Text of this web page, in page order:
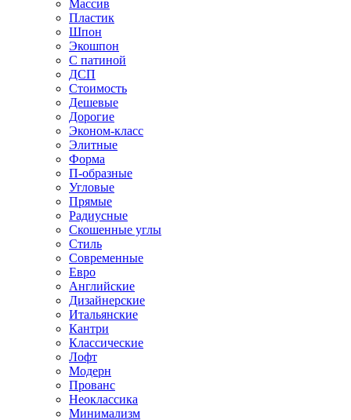
Массив
Пластик
Шпон
Экошпон
С патиной
ДСП
Стоимость
Дешевые
Дорогие
Эконом-класс
Элитные
Форма
П-образные
Угловые
Прямые
Радиусные
Скошенные углы
Стиль
Современные
Евро
Английские
Дизайнерские
Итальянские
Кантри
Классические
Лофт
Модерн
Прованс
Неоклассика
Минимализм